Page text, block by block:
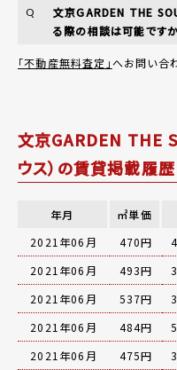
Q
文京GARDEN THE
る際の相談は可能です
「不動産無料査定」へお問い合
文京GARDEN THE
ウス）の賃貸掲載履歴
年月 ㎡単価
2021年06月
470円
2021年06月
493円
2021年06月
537円
2021年06月
484円
2021年06月
475円